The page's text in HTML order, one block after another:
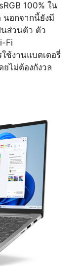
100% ใน
นอกจากนี้ยังมี
นส่วนตัว ตัว
Fi
ช้งานแบตเตอรี่
ไม่ต้องกังวล